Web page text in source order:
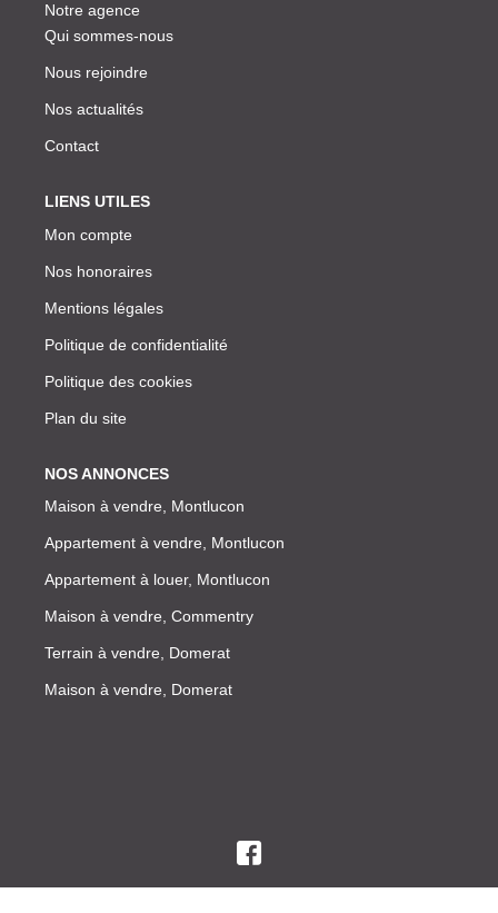
Notre agence
Qui sommes-nous
Nous rejoindre
Nos actualités
Contact
LIENS UTILES
Mon compte
Nos honoraires
Mentions légales
Politique de confidentialité
Politique des cookies
Plan du site
NOS ANNONCES
Maison à vendre, Montlucon
Appartement à vendre, Montlucon
Appartement à louer, Montlucon
Maison à vendre, Commentry
Terrain à vendre, Domerat
Maison à vendre, Domerat